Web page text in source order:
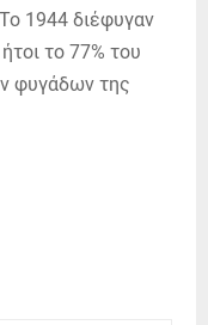
1944 διέφυγαν
το 77% του
φυγάδων της